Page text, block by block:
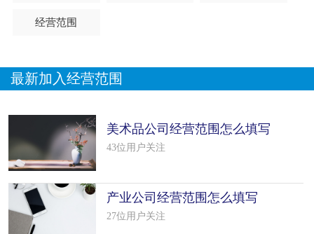
经营范围
最新加入经营范围
美术品公司经营范围怎么填写
（18个模板）
43位用户关注
产业公司经营范围怎么填写
（50个模板）
27位用户关注